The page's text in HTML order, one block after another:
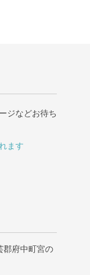
ジなどお待ち
ます
府中町宮の